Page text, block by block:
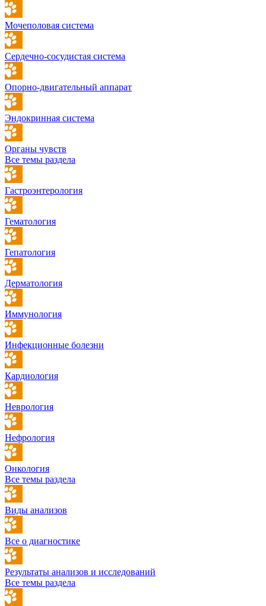
Мочеполовая система
Сердечно-сосудистая система
Опорно-двигательный аппарат
Эндокринная система
Органы чувств
Все темы раздела
Гастроэнтерология
Гематология
Гепатология
Дерматология
Иммунология
Инфекционные болезни
Кардиология
Неврология
Нефрология
Онкология
Все темы раздела
Виды анализов
Все о диагностике
Результаты анализов и исследований
Все темы раздела